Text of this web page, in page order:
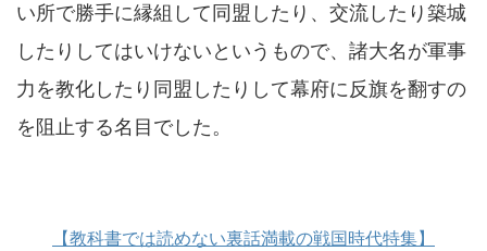
い所で勝手に縁組して同盟したり、交流したり築城
したりしてはいけないというもので、諸大名が軍事
力を教化したり同盟したりして幕府に反旗を翻すの
を阻止する名目でした。
【教科書では読めない裏話満載の戦国時代特集】